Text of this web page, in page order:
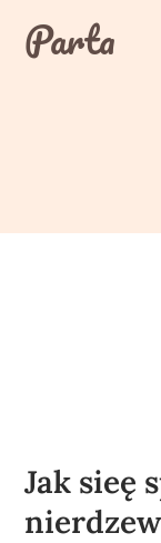
contentParta
Jak sieę